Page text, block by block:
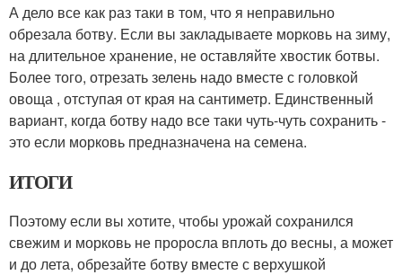
А дело все как раз таки в том, что я неправильно
обрезала ботву. Если вы закладываете морковь на зиму,
на длительное хранение, не оставляйте хвостик ботвы.
Более того, отрезать зелень надо вместе с головкой
овоща , отступая от края на сантиметр. Единственный
вариант, когда ботву надо все таки чуть-чуть сохранить -
это если морковь предназначена на семена.
ИТОГИ
Поэтому если вы хотите, чтобы урожай сохранился
свежим и морковь не проросла вплоть до весны, а может
и до лета, обрезайте ботву вместе с верхушкой